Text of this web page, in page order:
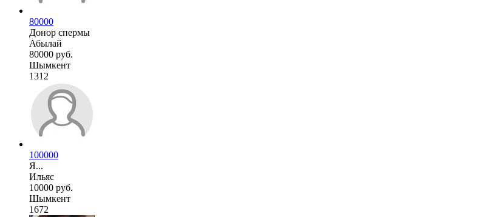
80000
Донор спермы
Абылай
80000 руб.
Шымкент
1312
100000
Я...
Ильяс
10000 руб.
Шымкент
1672